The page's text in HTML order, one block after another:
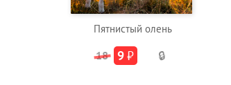
Пятнистый олень
18 9₽ 🔒